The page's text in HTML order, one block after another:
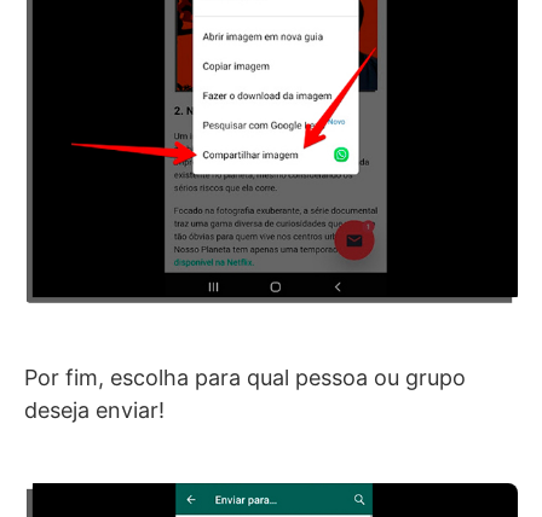
Por fim, escolha para qual pessoa ou grupo
deseja enviar!